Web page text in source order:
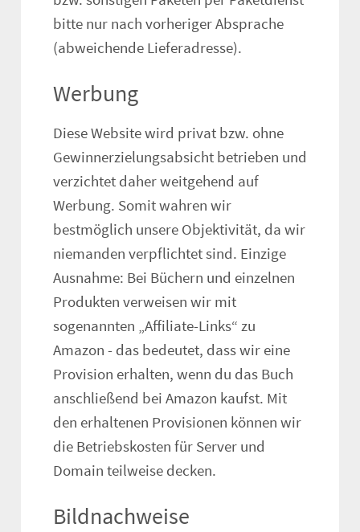
bitte nur nach vorheriger Absprache
(abweichende Lieferadresse).
Werbung
Diese Website wird privat bzw. ohne
Gewinnerzielungsabsicht betrieben und
verzichtet daher weitgehend auf
Werbung. Somit wahren wir
bestmöglich unsere Objektivität, da wir
niemanden verpflichtet sind. Einzige
Ausnahme: Bei Büchern und einzelnen
Produkten verweisen wir mit
sogenannten Affiliate-Links zu
Amazon - das bedeutet, dass wir eine
Provision erhalten, wenn du das Buch
anschließend bei Amazon kaufst. Mit
den erhaltenen Provisionen können wir
die Betriebskosten für Server und
Domain teilweise decken.
Bildnachweise